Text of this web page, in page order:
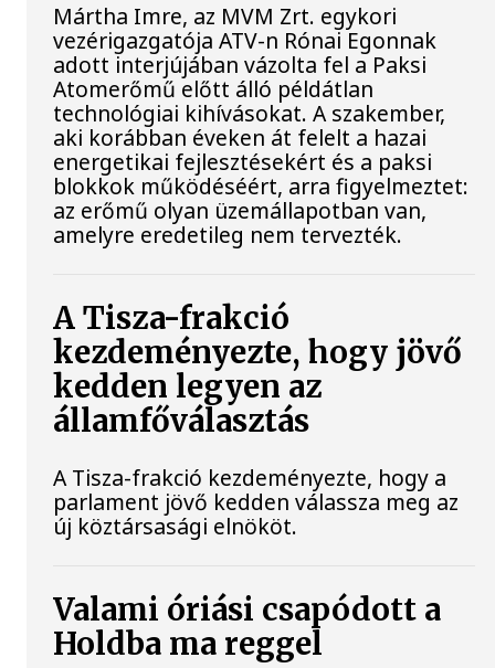
Mártha Imre, az MVM Zrt. egykori
vezérigazgatója ATV-n Rónai Egonnak
adott interjújában vázolta fel a Paksi
Atomerőmű előtt álló példátlan
technológiai kihívásokat. A szakember,
aki korábban éveken át felelt a hazai
energetikai fejlesztésekért és a paksi
blokkok működéséért, arra figyelmeztet:
az erőmű olyan üzemállapotban van,
amelyre eredetileg nem tervezték.
A Tisza-frakció
kezdeményezte, hogy jövő
kedden legyen az
államfőválasztás
A Tisza-frakció kezdeményezte, hogy a
parlament jövő kedden válassza meg az
új köztársasági elnököt.
Valami óriási csapódott a
Holdba ma reggel